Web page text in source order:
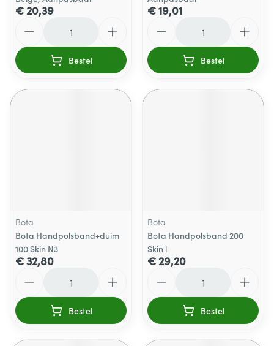
€ 20,39
Bestel
€ 19,01
Bestel
Bota
Bota Handpolsband+duim
100 Skin N3
€ 32,80
Bestel
Bota
Bota Handpolsband 200
Skin l
€ 29,20
Bestel